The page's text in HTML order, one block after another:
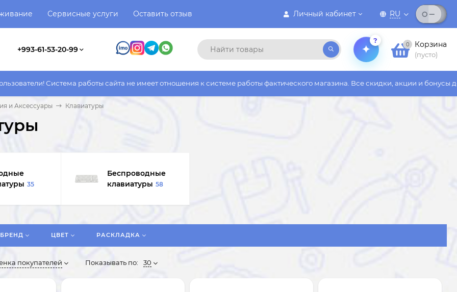
Личный кабинет RU
Сервисные услуги Оставить отзыв
+993-61-53-20-99
?
0 Корзина
(пусто)
сайта не имеет отношения к системе работы фактического магазина. Все скидки, акции и бонусы действуют только на
и Аксессуары Клавиатуры
35
Беспроводные
клавиатуры 58
БРЕНД ЦВЕТ РАСКЛАДКА
покупателей Показывать по: 30